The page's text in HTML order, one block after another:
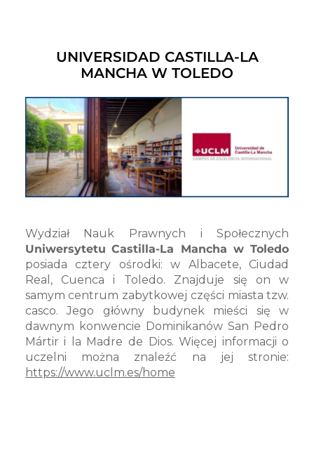
UNIVERSIDAD CASTILLA-LA
MANCHA W TOLEDO
Wydział Nauk Prawnych i Społecznych
Uniwersytetu Castilla-La Mancha w Toledo
posiada cztery ośrodki: w Albacete, Ciudad
Real, Cuenca i Toledo. Znajduje się on w
samym centrum zabytkowej części miasta tzw.
casco. Jego główny budynek mieści się w
dawnym konwencie Dominikanów San Pedro
Mártir i la Madre de Dios. Więcej informacji o
uczelni można znaleźć na jej stronie:
https://www.uclm.es/home